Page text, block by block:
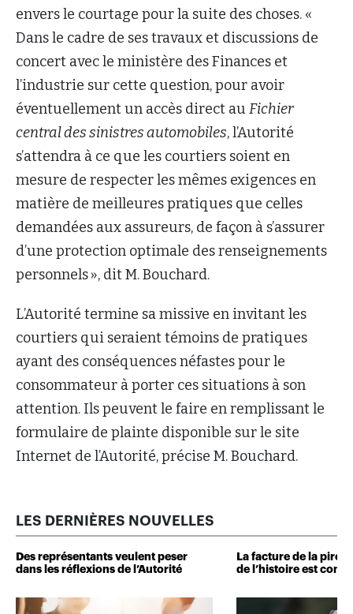
envers le courtage pour la suite des choses. «
Dans le cadre de ses travaux et discussions de
concert avec le ministère des Finances et
l’industrie sur cette question, pour avoir
éventuellement un accès direct au Fichier
central des sinistres automobiles, l’Autorité
s’attendra à ce que les courtiers soient en
mesure de respecter les mêmes exigences en
matière de meilleures pratiques que celles
demandées aux assureurs, de façon à s’assurer
d’une protection optimale des renseignements
personnels », dit M. Bouchard.
L’Autorité termine sa missive en invitant les
courtiers qui seraient témoins de pratiques
ayant des conséquences néfastes pour le
consommateur à porter ces situations à son
attention. Ils peuvent le faire en remplissant le
formulaire de plainte disponible sur le site
Internet de l’Autorité, précise M. Bouchard.
LES DERNIÈRES NOUVELLES
Des représentants veulent peser
dans les réflexions de l’Autorité
La facture de la pire
de l’histoire est